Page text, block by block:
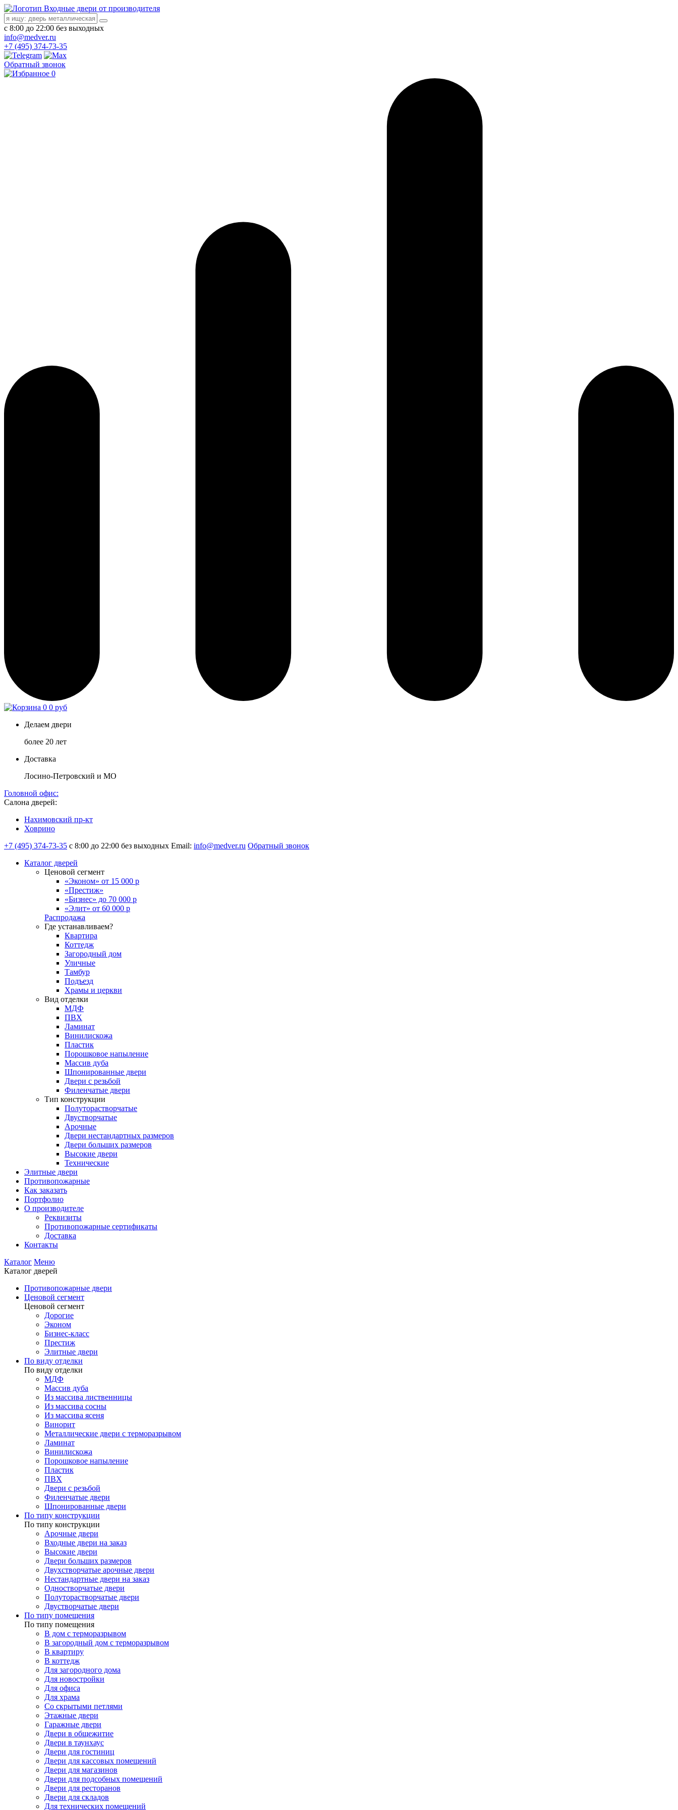
Входные двери от производителя
с 8:00 до 22:00 без выходных
info@medver.ru
+7 (495) 374-73-35
Обратный звонок
0
0 0 руб
Делаем двери
более 20 лет
Доставка
Лосино-Петровский и МО
Головной офис:
Салона дверей:
Нахимовский пр-кт
Ховрино
+7 (495) 374-73-35 с 8:00 до 22:00 без выходных Email: info@medver.ru Обратный звонок
Каталог дверей
Ценовой сегмент
«Эконом» от 15 000 р
«Престиж»
«Бизнес» до 70 000 р
«Элит» от 60 000 р
Распродажа
Где устанавливаем?
Квартира
Коттедж
Загородный дом
Уличные
Тамбур
Подъезд
Храмы и церкви
Вид отделки
МДФ
ПВХ
Ламинат
Винилискожа
Пластик
Порошковое напыление
Массив дуба
Шпонированные двери
Двери с резьбой
Филенчатые двери
Тип конструкции
Полуторастворчатые
Двустворчатые
Арочные
Двери нестандартных размеров
Двери больших размеров
Высокие двери
Технические
Элитные двери
Противопожарные
Как заказать
Портфолио
О производителе
Реквизиты
Противопожарные сертификаты
Доставка
Контакты
Каталог Меню
Каталог дверей
Противопожарные двери
Ценовой сегмент
Ценовой сегмент
Дорогие
Эконом
Бизнес-класс
Престиж
Элитные двери
По виду отделки
По виду отделки
МДФ
Массив дуба
Из массива лиственницы
Из массива сосны
Из массива ясеня
Винорит
Металлические двери с терморазрывом
Ламинат
Винилискожа
Порошковое напыление
Пластик
ПВХ
Двери с резьбой
Филенчатые двери
Шпонированные двери
По типу конструкции
По типу конструкции
Арочные двери
Входные двери на заказ
Высокие двери
Двери больших размеров
Двухстворчатые арочные двери
Нестандартные двери на заказ
Одностворчатые двери
Полуторастворчатые двери
Двустворчатые двери
По типу помещения
По типу помещения
В дом с терморазрывом
В загородный дом с терморазрывом
В квартиру
В коттедж
Для загородного дома
Для новостройки
Для офиса
Для храма
Со скрытыми петлями
Этажные двери
Гаражные двери
Двери в общежитие
Двери в таунхаус
Двери для гостиниц
Двери для кассовых помещений
Двери для магазинов
Двери для подсобных помещений
Двери для ресторанов
Двери для складов
Для технических помещений